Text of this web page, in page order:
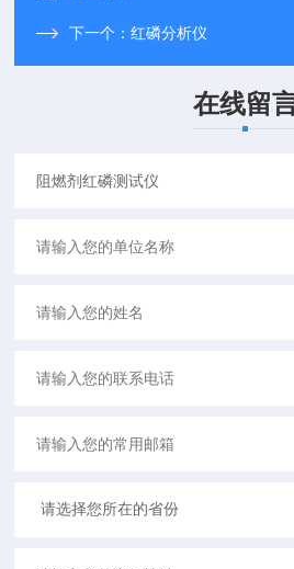
下一个：红磷分析仪
在线留